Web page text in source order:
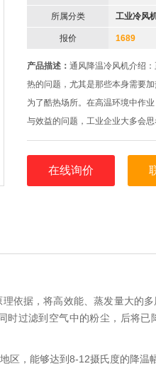
所属分类 工业冷风
报价 1689
产品描述：通风降温冷风机介绍
热的问题，尤其是那些本身需要
为了酷热场所。在高温环境中作
与效益的问题，工业企业大多会
开必要的降温设备，蒸发式冷风
冷风机的工作原理是利用水
在线询价
依据，将高效能、蒸发量大的
过滤到空气中的粉尘，后将
区，能够达到8-12摄氏度的降